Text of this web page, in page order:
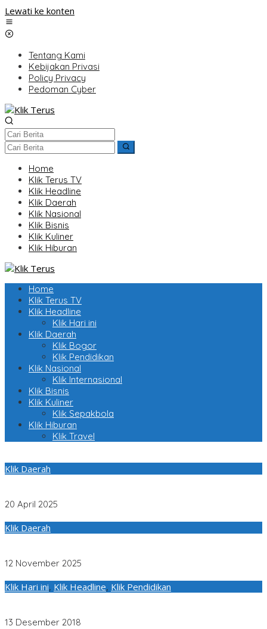
Lewati ke konten
Tentang Kami
Kebijakan Privasi
Policy Privacy
Pedoman Cyber
Home
Klik Terus TV
Klik Headline
Klik Daerah
Klik Nasional
Klik Bisnis
Klik Kuliner
Klik Hiburan
Home
Klik Terus TV
Klik Headline
Klik Hari ini
Klik Daerah
Klik Bogor
Klik Pendidikan
Klik Nasional
Klik Internasional
Klik Bisnis
Klik Kuliner
Klik Sepakbola
Klik Hiburan
Klik Travel
Klik Daerah
20 April 2025
Klik Daerah
12 November 2025
Klik Hari ini, Klik Headline, Klik Pendidikan
13 Desember 2018